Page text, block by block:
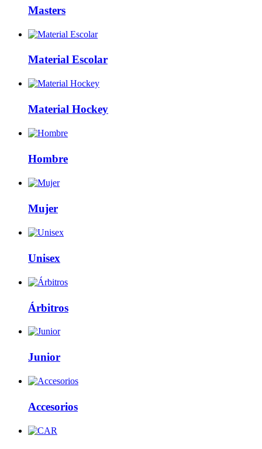
Masters
Material Escolar
Material Hockey
Hombre
Mujer
Unisex
Árbitros
Junior
Accesorios